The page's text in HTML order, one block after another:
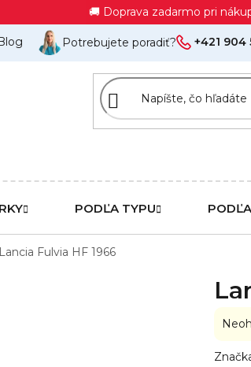
🚚 Doprava zadarmo pri
Potrebujete poradiť? +421 904
PODĽA TYPU
Lancia Fulvia HF 1966